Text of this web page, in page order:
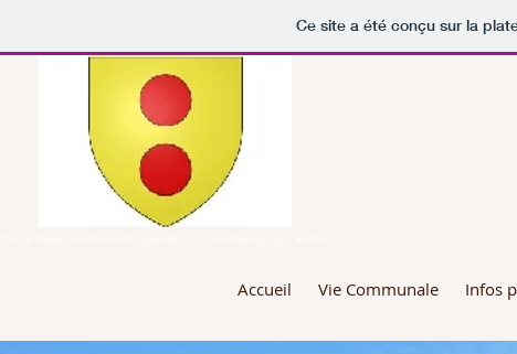
Ce site a été conçu sur la
Accueil Vie Communale Infos